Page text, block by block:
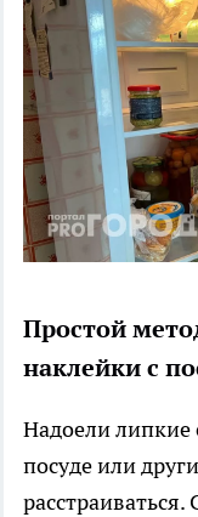
Простой
наклейки с
Надоели липкие
посуде или